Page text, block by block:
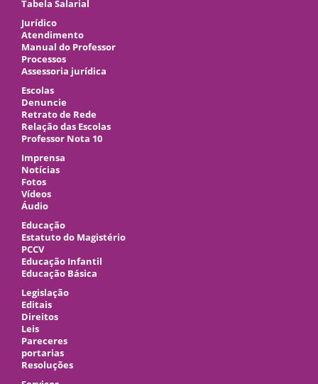
Tabela Salarial
Jurídico
Atendimento
Manual do Professor
Processos
Assessoria jurídica
Escolas
Denuncie
Retrato de Rede
Relação das Escolas
Professor Nota 10
Imprensa
Notícias
Fotos
Vídeos
Áudio
Educação
Estatuto do Magistério
PCCV
Educação Infantil
Educação Básica
Legislação
Editais
Direitos
Leis
Pareceres
portarias
Resoluções